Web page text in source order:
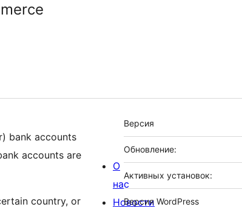
bank accounts
accounts are
country, or
Мета
Версия
Обновление:
Активных установок:
Версия WordPress
О
нас
Новости